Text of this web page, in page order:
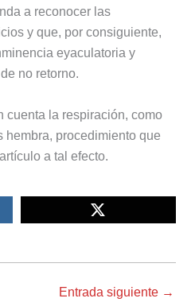
a reconocer las
y que, por consiguiente,
eyaculatoria y
no retorno.
cuenta la respiración, como
hembra, procedimiento que
a tal efecto.
Entrada siguiente →